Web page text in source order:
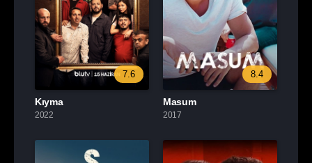
7.6
Kıyma
2022
8.4
Masum
2017